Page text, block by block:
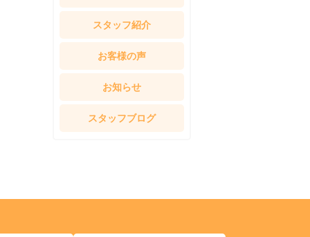
スタッフ紹介
お客様の声
お知らせ
スタッフブログ